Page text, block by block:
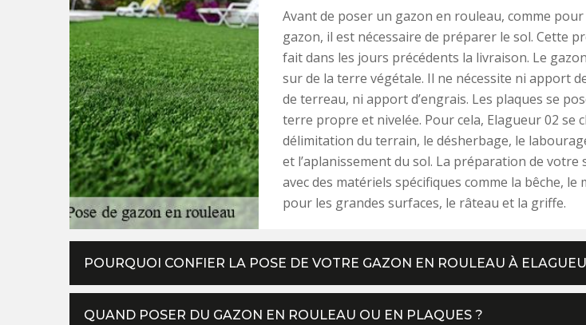
Avant de poser un gazon en rouleau, comme
gazon, il est nécessaire de préparer le sol. Cette
fait dans les jours précédents la livraison. Le
sur de la terre végétale. Il ne nécessite ni apport
de terreau, ni apport d’engrais. Les plaques se
terre propre et nivelée. Pour cela, Elagueur 02 se
délimitation du terrain, le désherbage, le
et l’aplanissement du sol. La préparation de votre
avec des matériels spécifiques comme la bêche,
pour les grandes surfaces, le râteau et la griffe.
POURQUOI CONFIER LA POSE DE VOTRE GAZON EN ROULEAU À
QUAND POSER DU GAZON EN ROULEAU OU EN PLAQUES ?